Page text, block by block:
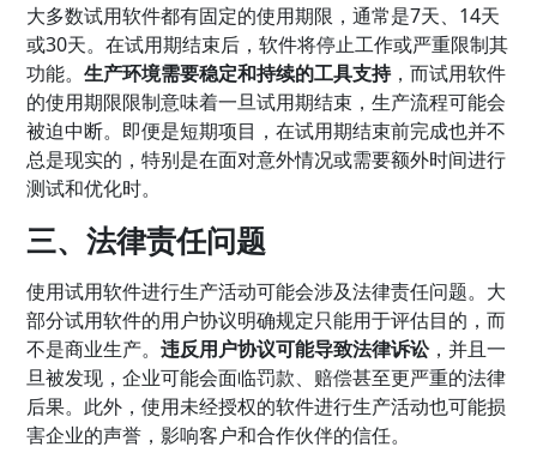
大多数试用软件都有固定的使用期限，通常是7天、14天
或30天。在试用期结束后，软件将停止工作或严重限制其
功能。生产环境需要稳定和持续的工具支持，而试用软件
的使用期限限制意味着一旦试用期结束，生产流程可能会
被迫中断。即便是短期项目，在试用期结束前完成也并不
总是现实的，特别是在面对意外情况或需要额外时间进行
测试和优化时。
三、法律责任问题
使用试用软件进行生产活动可能会涉及法律责任问题。大
部分试用软件的用户协议明确规定只能用于评估目的，而
不是商业生产。违反用户协议可能导致法律诉讼，并且一
旦被发现，企业可能会面临罚款、赔偿甚至更严重的法律
后果。此外，使用未经授权的软件进行生产活动也可能损
害企业的声誉，影响客户和合作伙伴的信任。